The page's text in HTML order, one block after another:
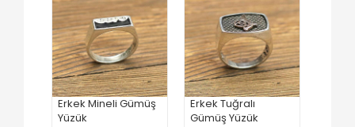
Erkek Mineli Gümüş
Yüzük
Erkek Tuğralı
Gümüş Yüzük